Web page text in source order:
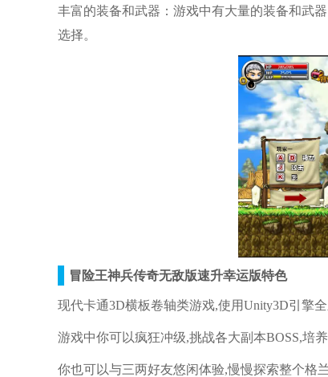
丰富的装备和武器：游戏中有大量的装备和武
选择。
冒险王神兵传奇无敌版速升幸运版特色
现代卡通3D横板卷轴类游戏,使用Unity3D引擎
游戏中你可以疯狂冲级,挑战各大副本BOSS,培
你也可以与三两好友悠闲体验,慢慢探索整个格